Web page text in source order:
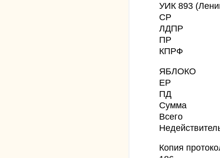
УИК 893
СР
ЛДПР
ПР
КПРФ
ЯБЛОКО
ЕР
ПД
Сумма
Всего
Копия